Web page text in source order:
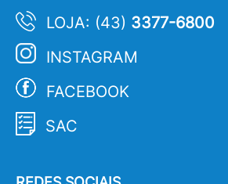
LOJA: (43) 3377-6800
INSTAGRAM
FACEBOOK
SAC